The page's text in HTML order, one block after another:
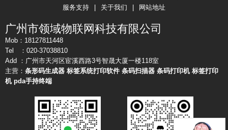
服务支持
关于我们 网站地址
广州市领域物联网科技有限公司
Mob：18127811448
Tel ：020-37038810
Add ：广州市天河区宦溪西路3号智晟大厦一楼118室
主营： 条形码生成器 标签系统打印软件 条码扫描器 条码打印机 标签打印
机 pda手持终端